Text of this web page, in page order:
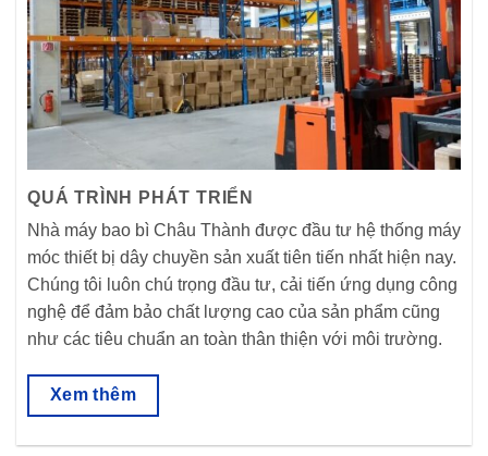
QUÁ TRÌNH PHÁT TRIỂN
Nhà máy bao bì Châu Thành được đầu tư hệ thống máy
móc thiết bị dây chuyền sản xuất tiên tiến nhất hiện nay.
Chúng tôi luôn chú trọng đầu tư, cải tiến ứng dụng công
nghệ để đảm bảo chất lượng cao của sản phẩm cũng
như các tiêu chuẩn an toàn thân thiện với môi trường.
Xem thêm